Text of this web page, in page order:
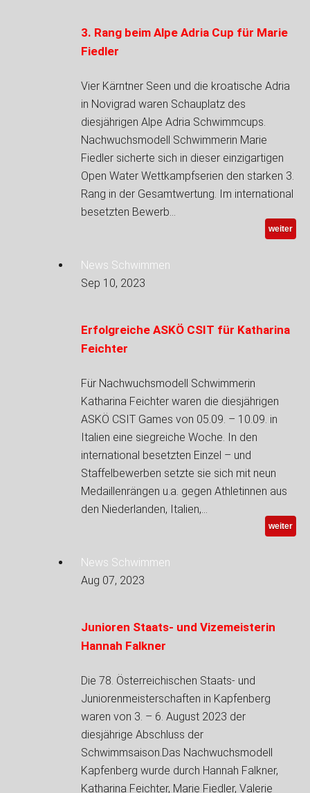
3. Rang beim Alpe Adria Cup für Marie
Fiedler
Vier Kärntner Seen und die kroatische Adria
in Novigrad waren Schauplatz des
diesjährigen Alpe Adria Schwimmcups.
Nachwuchsmodell Schwimmerin Marie
Fiedler sicherte sich in dieser einzigartigen
Open Water Wettkampfserien den starken 3.
Rang in der Gesamtwertung. Im international
besetzten Bewerb…
weiter
News Schwimmen
Sep 10, 2023
Erfolgreiche ASKÖ CSIT für Katharina
Feichter
Für Nachwuchsmodell Schwimmerin
Katharina Feichter waren die diesjährigen
ASKÖ CSIT Games von 05.09. – 10.09. in
Italien eine siegreiche Woche. In den
international besetzten Einzel – und
Staffelbewerben setzte sie sich mit neun
Medaillenrängen u.a. gegen Athletinnen aus
den Niederlanden, Italien,…
weiter
News Schwimmen
Aug 07, 2023
Junioren Staats- und Vizemeisterin
Hannah Falkner
Die 78. Österreichischen Staats- und
Juniorenmeisterschaften in Kapfenberg
waren von 3. – 6. August 2023 der
diesjährige Abschluss der
Schwimmsaison.Das Nachwuchsmodell
Kapfenberg wurde durch Hannah Falkner,
Katharina Feichter, Marie Fiedler, Valerie